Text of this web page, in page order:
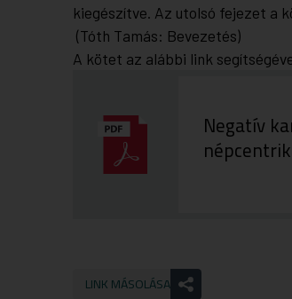
kiegészítve. Az utolsó fejezet a
(Tóth Tamás: Bevezetés)
A kötet az alábbi link
Negatív
LINK MÁSOLÁSA